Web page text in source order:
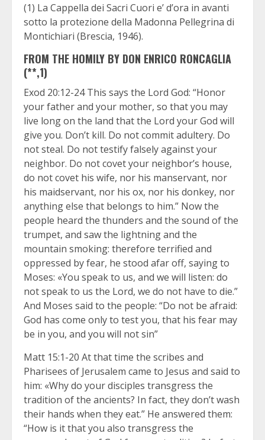
(1) La Cappella dei Sacri Cuori e’ d’ora in avanti
sotto la protezione della Madonna Pellegrina di
Montichiari (Brescia, 1946).
FROM THE HOMILY BY DON ENRICO RONCAGLIA
(**,1)
Exod 20:12-24 This says the Lord God: “Honor
your father and your mother, so that you may
live long on the land that the Lord your God will
give you. Don’t kill. Do not commit adultery. Do
not steal. Do not testify falsely against your
neighbor. Do not covet your neighbor’s house,
do not covet his wife, nor his manservant, nor
his maidservant, nor his ox, nor his donkey, nor
anything else that belongs to him.” Now the
people heard the thunders and the sound of the
trumpet, and saw the lightning and the
mountain smoking: therefore terrified and
oppressed by fear, he stood afar off, saying to
Moses: «You speak to us, and we will listen: do
not speak to us the Lord, we do not have to die.”
And Moses said to the people: “Do not be afraid:
God has come only to test you, that his fear may
be in you, and you will not sin”
Matt 15:1-20 At that time the scribes and
Pharisees of Jerusalem came to Jesus and said to
him: «Why do your disciples transgress the
tradition of the ancients? In fact, they don’t wash
their hands when they eat.” He answered them:
“How is it that you also transgress the